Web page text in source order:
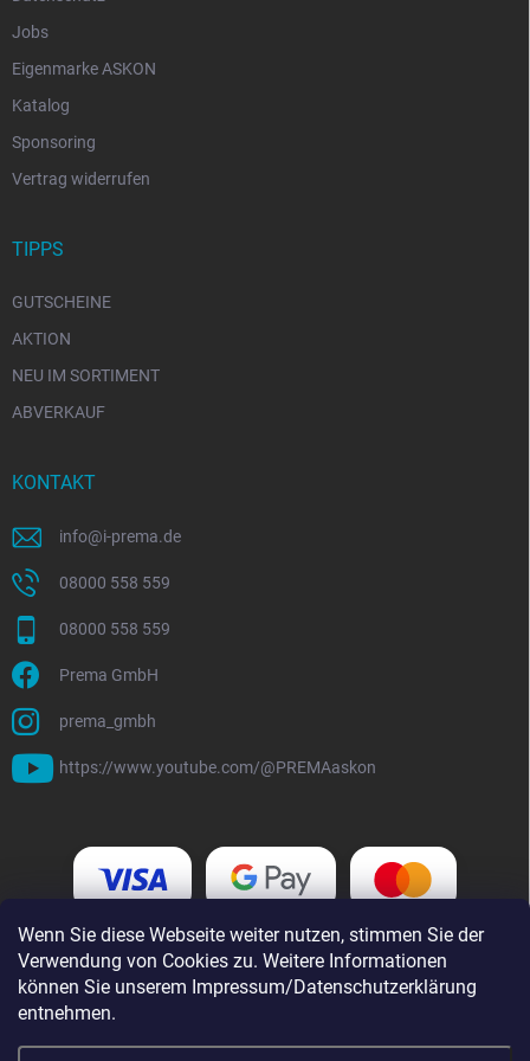
Wenn Sie diese Webseite weiter nutzen, stimmen Sie der
Verwendung von Cookies zu. Weitere Informationen
können Sie unserem Impressum/Datenschutzerklärung
entnehmen.
Jobs
Eigenmarke ASKON
Katalog
Sponsoring
Vertrag widerrufen
TIPPS
GUTSCHEINE
AKTION
NEU IM SORTIMENT
ABVERKAUF
KONTAKT
info@i-prema.de
08000 558 559
08000 558 559
Prema GmbH
prema_gmbh
https://www.youtube.com/@PREMAaskon